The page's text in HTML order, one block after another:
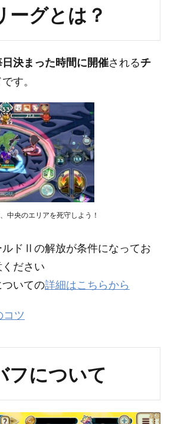
ーグとは？
決まった時間に開催されるチ
す。
中央のエリアを死守しよう！
ルドⅡの解放が条件になってお
ださい
ついての詳細はこちらから
ツ
フについて